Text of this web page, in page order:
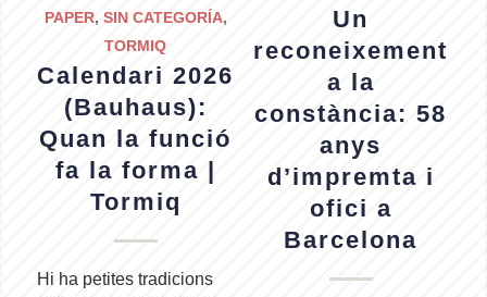
PAPER, SIN CATEGORÍA,
TORMIQ
Calendari 2026
(Bauhaus):
Quan la funció
fa la forma |
Tormiq
Hi ha petites tradicions
Un
reconeixement
a la
constància: 58
anys
d’impremta i
ofici a
Barcelona